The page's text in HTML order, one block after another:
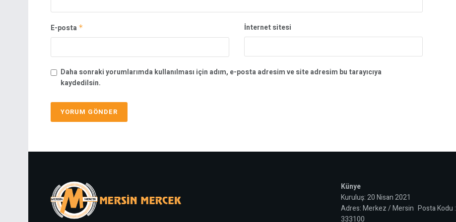
E-posta * İnternet sitesi
Daha sonraki yorumlarımda kullanılması için adım, e-posta adresim ve site adresim bu tarayıcıya
kaydedilsin.
Künye
Kuruluş: 20 Nisan 2021
Adres: Merkez / Mersin Posta Kodu :
333100